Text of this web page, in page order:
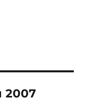
2007